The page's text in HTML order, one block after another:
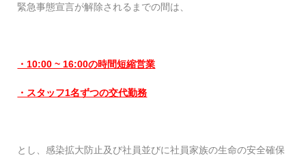
緊急事態宣言が解除されるまでの間は、
・10:00 ~ 16:00の時間短縮営業
・スタッフ1名ずつの交代勤務
とし、感染拡大防止及び社員並びに社員家族の生命の安全確保